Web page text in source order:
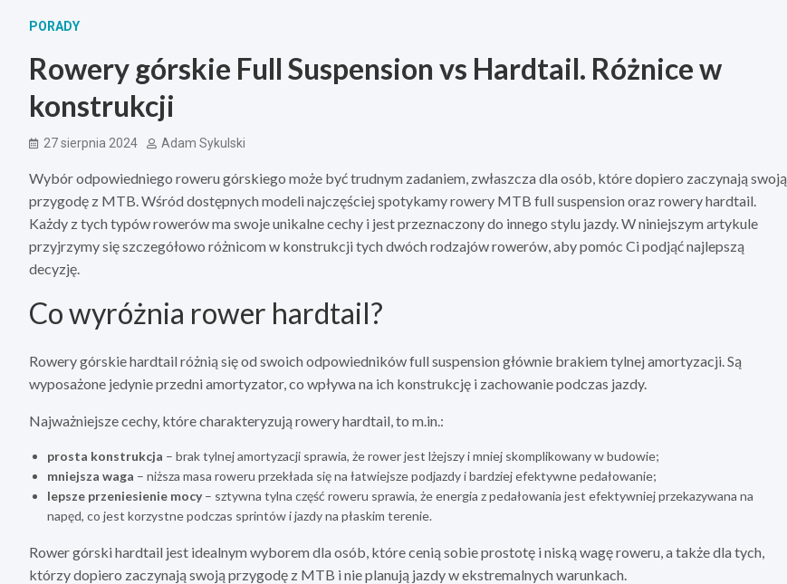
PORADY
Rowery górskie Full Suspension vs Hardtail. Różnice w
konstrukcji
27 sierpnia 2024 Adam Sykulski
Wybór odpowiedniego roweru górskiego może być trudnym zadaniem, zwłaszcza dla osób, które dopiero zaczynają swoją
przygodę z MTB. Wśród dostępnych modeli najczęściej spotykamy rowery MTB full suspension oraz rowery hardtail.
Każdy z tych typów rowerów ma swoje unikalne cechy i jest przeznaczony do innego stylu jazdy. W niniejszym artykule
przyjrzymy się szczegółowo różnicom w konstrukcji tych dwóch rodzajów rowerów, aby pomóc Ci podjąć najlepszą
decyzję.
Co wyróżnia rower hardtail?
Rowery górskie hardtail różnią się od swoich odpowiedników full suspension głównie brakiem tylnej amortyzacji. Są
wyposażone jedynie przedni amortyzator, co wpływa na ich konstrukcję i zachowanie podczas jazdy.
Najważniejsze cechy, które charakteryzują rowery hardtail, to m.in.:
prosta konstrukcja – brak tylnej amortyzacji sprawia, że rower jest lżejszy i mniej skomplikowany w budowie;
mniejsza waga – niższa masa roweru przekłada się na łatwiejsze podjazdy i bardziej efektywne pedałowanie;
lepsze przeniesienie mocy– sztywna tylna część roweru sprawia, że energia z pedałowania jest efektywniej przekazywana na
napęd, co jest korzystne podczas sprintów i jazdy na płaskim terenie.
Rower górski hardtail jest idealnym wyborem dla osób, które cenią sobie prostotę i niską wagę roweru, a także dla tych,
którzy dopiero zaczynają swoją przygodę z MTB i nie planują jazdy w ekstremalnych warunkach.